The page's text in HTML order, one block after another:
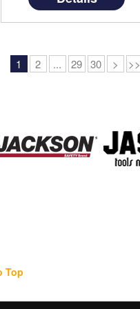
namun dengan harga yang
terjangkau di kelasnya.
1 2 ... 29 30 > >>
Top